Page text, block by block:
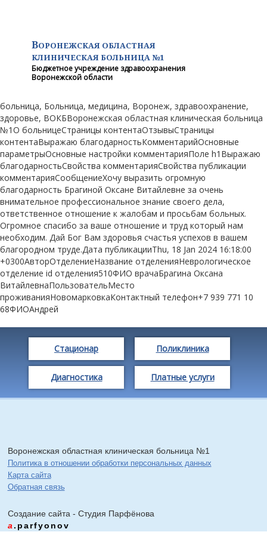
ВОРОНЕЖСКАЯ ОБЛАСТНАЯ
КЛИНИЧЕСКАЯ БОЛЬНИЦА №1
Бюджетное учреждение здравоохранения
Воронежской области
больница, Больница, медицина, Воронеж, здравоохранение,
здоровье, ВОКБВоронежская областная клиническая больница
№1О больницеСтраницы контентаОтзывыСтраницы
контентаВыражаю благодарностьКомментарийОсновные
параметрыОсновные настройки комментарияПоле h1Выражаю
благодарностьСвойства комментарияСвойства публикации
комментарияСообщениеХочу выразить огромную
благодарность Брагиной Оксане Витайлевне за очень
внимательное профессиональное знание своего дела,
ответственное отношение к жалобам и просьбам больных.
Огромное спасибо за ваше отношение и труд который нам
необходим. Дай Бог Вам здоровья счастья успехов в вашем
благородном труде.Дата публикацииThu, 18 Jan 2024 16:18:00
+0300АвторОтделениеНазвание отделенияНеврологическое
отделение id отделения510ФИО врачаБрагина Оксана
ВитайлевнаПользовательМесто
проживанияНовомарковкаКонтактный телефон+7 939 771 10
68ФИОАндрей
Стационар Поликлиника
Диагностика Платные услуги
Воронежская областная клиническая больница №1
Политика в отношении обработки персональных данных
Карта сайта
Обратная связь
Создание сайта - Cтудия Парфёнова
a .parfyonov